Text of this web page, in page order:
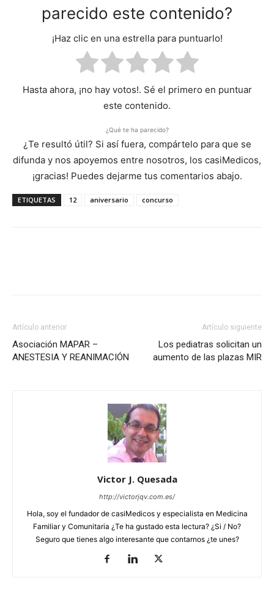
parecido este contenido?
¡Haz clic en una estrella para puntuarlo!
Hasta ahora, ¡no hay votos!. Sé el primero en puntuar
este contenido.
¿Qué te ha parecido?
¿Te resultó útil? Si así fuera, compártelo para que se
difunda y nos apoyemos entre nosotros, los casiMedicos,
¡gracias! Puedes dejarme tus comentarios abajo.
ETIQUETAS 12 aniversario concurso
Artículo anterior
Asociación MAPAR –
ANESTESIA Y REANIMACIÓN
Artículo siguiente
Los pediatras solicitan un
aumento de las plazas MIR
Victor J. Quesada
http://victorjqv.com.es/
Hola, soy el fundador de casiMedicos y especialista en Medicina
Familiar y Comunitaria ¿Te ha gustado esta lectura? ¿Si / No?
Seguro que tienes algo interesante que contarnos ¿te unes?